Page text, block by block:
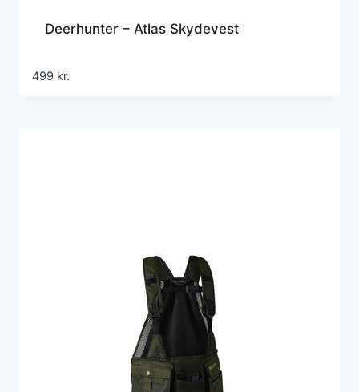
Deerhunter – Atlas Skydevest
499 kr.